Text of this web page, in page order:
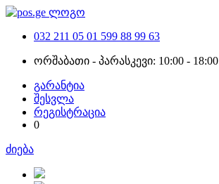
032 211 05 01 599 88 99 63
ორშაბათი - პარასკევი: 10:00 - 18:00
გარანტია
შესვლა
რეგისტრაცია
0
ძიება